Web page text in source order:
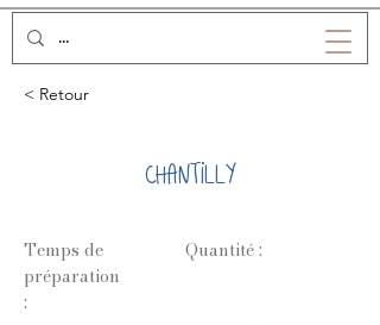
< Retour
CHANTILLY
Temps de
préparation
:
Quantité :